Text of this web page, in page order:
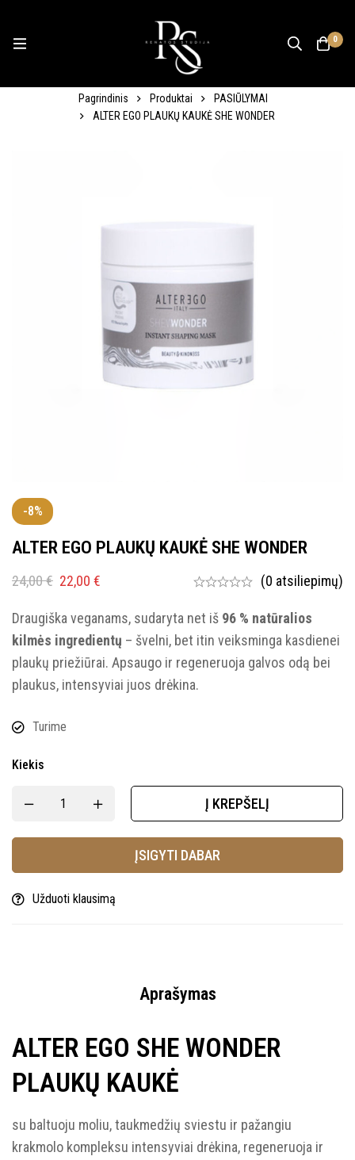
0
Pagrindinis Produktai
PASIŪLYMAI
ALTER EGO PLAUKŲ KAUKĖ SHE WONDER
-8%
ALTER EGO PLAUKŲ KAUKĖ SHE WONDER
24,00€ 22,00 € (0 atsiliepimų)
Draugiška veganams, sudaryta net iš 96 % natūralios
kilmės ingredientų – švelni, bet itin veiksminga kasdienei
plaukų priežiūrai. Apsaugo ir regeneruoja galvos odą bei
plaukus, intensyviai juos drėkina.
Turime
Kiekis
Į KREPŠELĮ
ĮSIGYTI DABAR
Užduoti klausimą
Aprašymas
ALTER EGO SHE WONDER
PLAUKŲ KAUKĖ
su baltuoju moliu, taukmedžių sviestu ir pažangiu
krakmolo kompleksu intensyviai drėkina, regeneruoja ir